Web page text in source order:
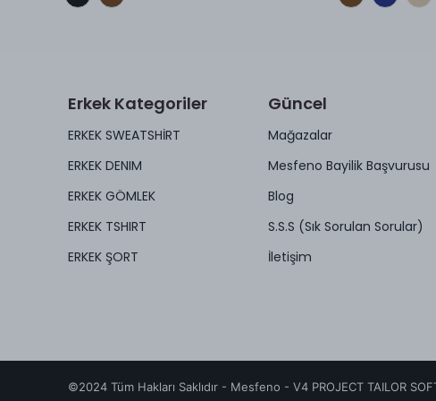
Erkek Kategoriler
ERKEK SWEATSHİRT
ERKEK DENIM
ERKEK GÖMLEK
ERKEK TSHIRT
ERKEK ŞORT
Güncel
Mağazalar
Mesfeno Bayilik Başvurusu
Blog
S.S.S (Sık Sorulan Sorular)
İletişim
©2024 Tüm Hakları Saklıdır - Mesfeno - V4 PROJECT TAILOR